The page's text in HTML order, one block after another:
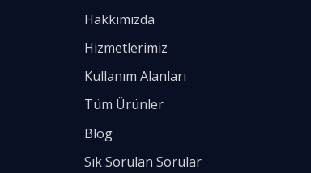
Hakkımızda
Hizmetlerimiz
Kullanım Alanları
Tüm Ürünler
Blog
Sık Sorulan Sorular